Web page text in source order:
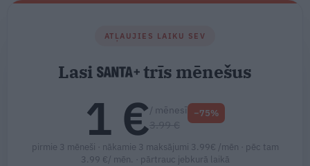
ATĻAUJIES LAIKU SEV
Lasi trīs mēnešus
1 €/ mēnesī −75%
pirmie 3 mēneši · nākamie 3 maksājumi 3.99€ /mēn · pēc tam
3.99 €/ mēn. · pārtrauc jebkurā laikā